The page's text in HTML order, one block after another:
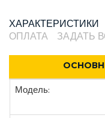
ХАРАКТЕРИСТИКИ
ОПЛАТА
ЗАДАТЬ
Модель: